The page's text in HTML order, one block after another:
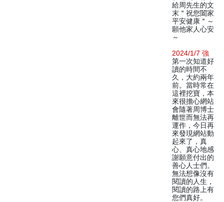
給周先生的文
末＂祝您闔家
平安健康＂～
願他家人心安
～
2024/1/7 強
第一次知道好
讀的時間不
久，大約兩年
前。當時常在
這裡挖寶，本
來很擔心網站
會隨著周博士
離世而無法再
運作，今日再
來發現網站動
起來了，真
心、真心地感
謝願意付出的
善心人士們。
無法想像沒有
閱讀的人生，
閱讀的路上有
您們真好。